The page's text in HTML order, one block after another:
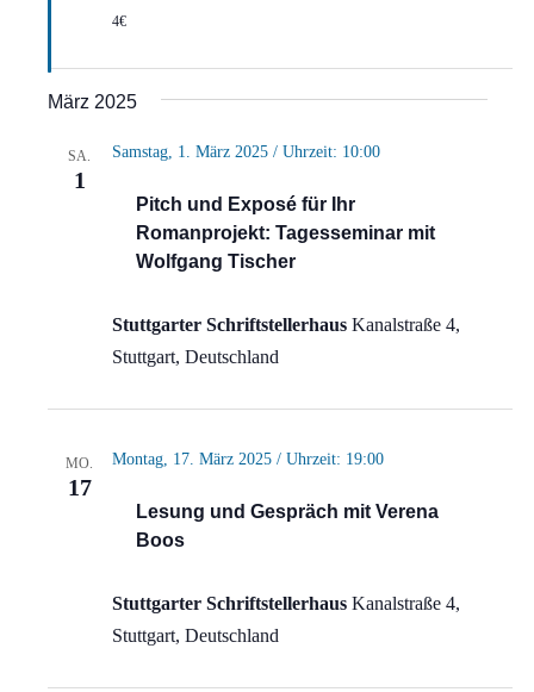
4€
März 2025
SA.
1
Pitch und Exposé für Ihr
Romanprojekt: Tagesseminar mit
Wolfgang Tischer
Samstag, 1. März 2025 / Uhrzeit: 10:00
Stuttgarter Schriftstellerhaus Kanalstraße 4,
Stuttgart, Deutschland
MO.
17
Lesung und Gespräch mit Verena
Boos
Montag, 17. März 2025 / Uhrzeit: 19:00
Stuttgarter Schriftstellerhaus Kanalstraße 4,
Stuttgart, Deutschland